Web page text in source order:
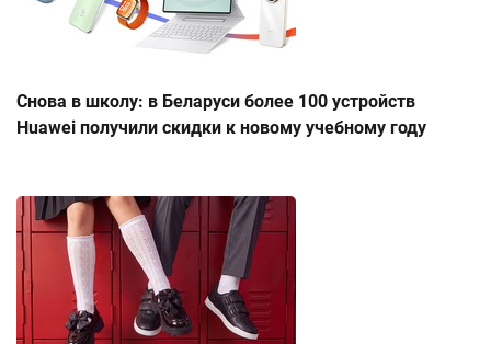
Снова в школу: в Беларуси более 100 устройств
Huawei получили скидки к новому учебному году